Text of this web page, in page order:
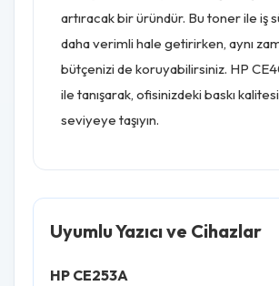
artıracak bir üründür. Bu toner ile iş
daha verimli hale getirirken, aynı
bütçenizi de koruyabilirsiniz. HP
ile tanışarak, ofisinizdeki baskı
seviyeye taşıyın.
Uyumlu Yazıcı ve Cihazlar
HP CE253A